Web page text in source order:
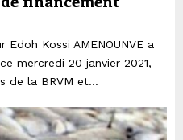
Kossi AMENOUNVE a
mercredi 20 janvier 2021,
de la BRVM et...